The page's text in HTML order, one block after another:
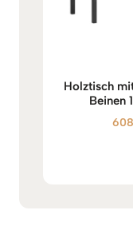
Holztisch
Beinen
608